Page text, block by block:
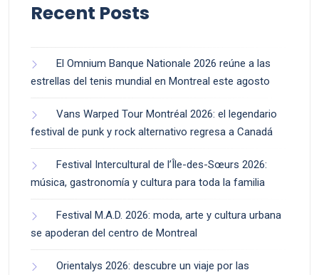
Recent Posts
El Omnium Banque Nationale 2026 reúne a las
estrellas del tenis mundial en Montreal este agosto
Vans Warped Tour Montréal 2026: el legendario
festival de punk y rock alternativo regresa a Canadá
Festival Intercultural de l’Île-des-Sœurs 2026:
música, gastronomía y cultura para toda la familia
Festival M.A.D. 2026: moda, arte y cultura urbana
se apoderan del centro de Montreal
Orientalys 2026: descubre un viaje por las